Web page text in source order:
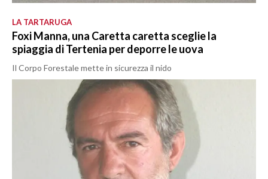
LA TARTARUGA
Foxi Manna, una Caretta caretta sceglie la
spiaggia di Tertenia per deporre le uova
Il Corpo Forestale mette in sicurezza il nido